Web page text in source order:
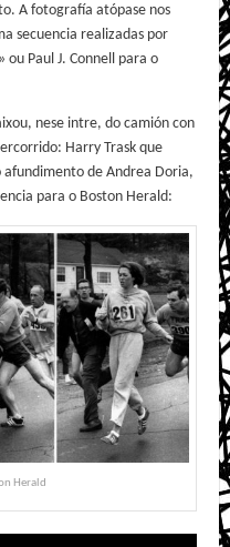
A fotografía atópase nos
secuencia realizadas por
Paul J. Connell para o
nese intre, do camión con
Harry Trask que
de Andrea Doria,
para o Boston Herald:
Herald